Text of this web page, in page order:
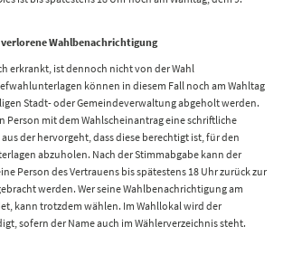
Wahlbenachrichtigung
erkrankt, ist dennoch nicht von der Wahl
können in diesem Fall noch am Wahltag
Stadt- oder Gemeindeverwaltung abgeholt werden.
Person mit dem Wahlscheinantrag eine schriftliche
der hervorgeht, dass diese berechtigt ist, für den
abzuholen. Nach der Stimmabgabe kann der
Person des Vertrauens bis spätestens 18 Uhr zurück zur
werden. Wer seine Wahlbenachrichtigung am
kann trotzdem wählen. Im Wahllokal wird der
sofern der Name auch im Wählerverzeichnis steht.